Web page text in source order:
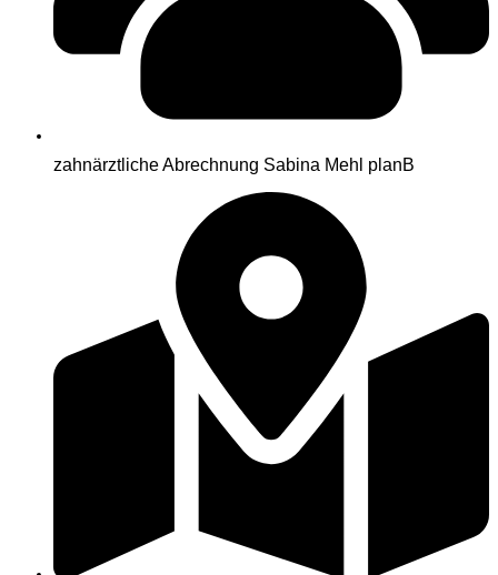
zahnärztliche Abrechnung Sabina Mehl planB